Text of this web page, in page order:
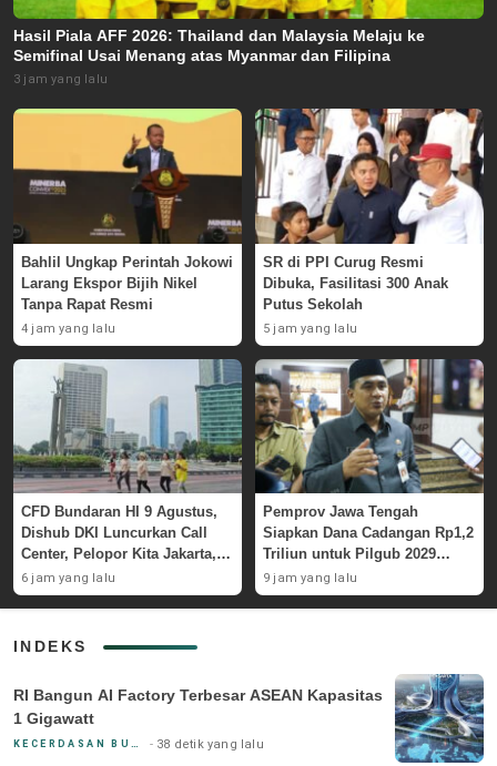
Hasil Piala AFF 2026: Thailand dan Malaysia Melaju ke
Semifinal Usai Menang atas Myanmar dan Filipina
3 jam yang lalu
Bahlil Ungkap Perintah Jokowi
Larang Ekspor Bijih Nikel
Tanpa Rapat Resmi
4 jam yang lalu
SR di PPI Curug Resmi
Dibuka, Fasilitasi 300 Anak
Putus Sekolah
5 jam yang lalu
CFD Bundaran HI 9 Agustus,
Dishub DKI Luncurkan Call
Center, Pelopor Kita Jakarta,
dan Rute Baru Transjakarta
6 jam yang lalu
Pemprov Jawa Tengah
Siapkan Dana Cadangan Rp1,2
Triliun untuk Pilgub 2029
Bertahap Mulai 2027
9 jam yang lalu
INDEKS
RI Bangun AI Factory Terbesar ASEAN Kapasitas
1 Gigawatt
38 detik yang lalu